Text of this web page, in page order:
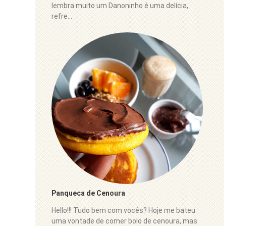
lembra muito um Danoninho é uma delícia,
refre...
Panqueca de Cenoura
Hello!!! Tudo bem com vocês? Hoje me bateu
uma vontade de comer bolo de cenoura, mas